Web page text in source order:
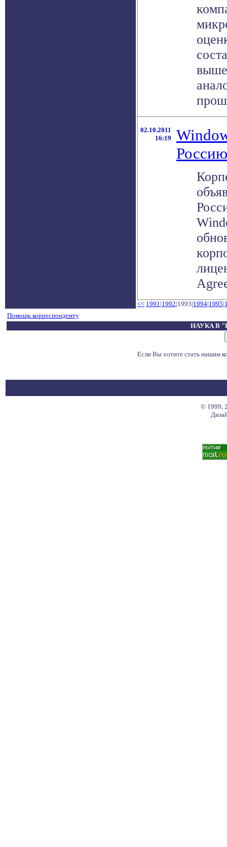
выше
02.10.2011
16:19
Россию
<< 1991|1992|1993|1994|1995|
Помощь корреспонденту
НАУКА В
Если Вы хотите стать нашим
© 1999,